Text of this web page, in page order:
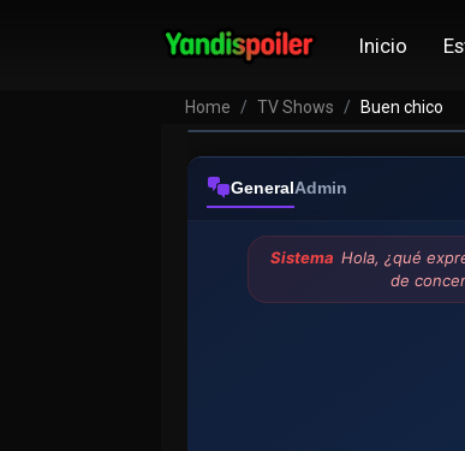
Inicio
Home TV Shows Buen chico
Buen chico
GeneralAdmin
Sistema Hola, ¿qué
de